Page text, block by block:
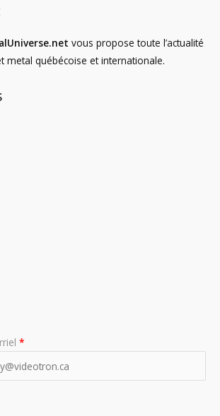
vous propose toute l’actualité
metal québécoise et internationale.
*